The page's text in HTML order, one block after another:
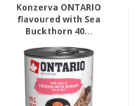
Konzerva ONTARIO
flavoured with Sea
Buckthorn 40...